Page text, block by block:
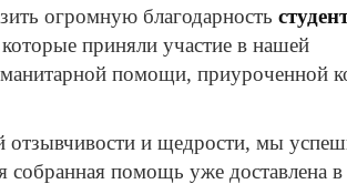
огромную благодарность
приняли участие в нашей
помощи, приуроченной
отзывчивости и щедрости, мы
собранная помощь уже доставлена в